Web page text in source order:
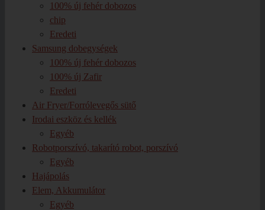
100% új fehér dobozos
chip
Eredeti
Samsung dobegységek
100% új fehér dobozos
100% új Zafir
Eredeti
Air Fryer/Forrólevegős sütő
Irodai eszköz és kellék
Egyéb
Robotporszívó, takarító robot, porszívó
Egyéb
Hajápolás
Elem, Akkumulátor
Egyéb